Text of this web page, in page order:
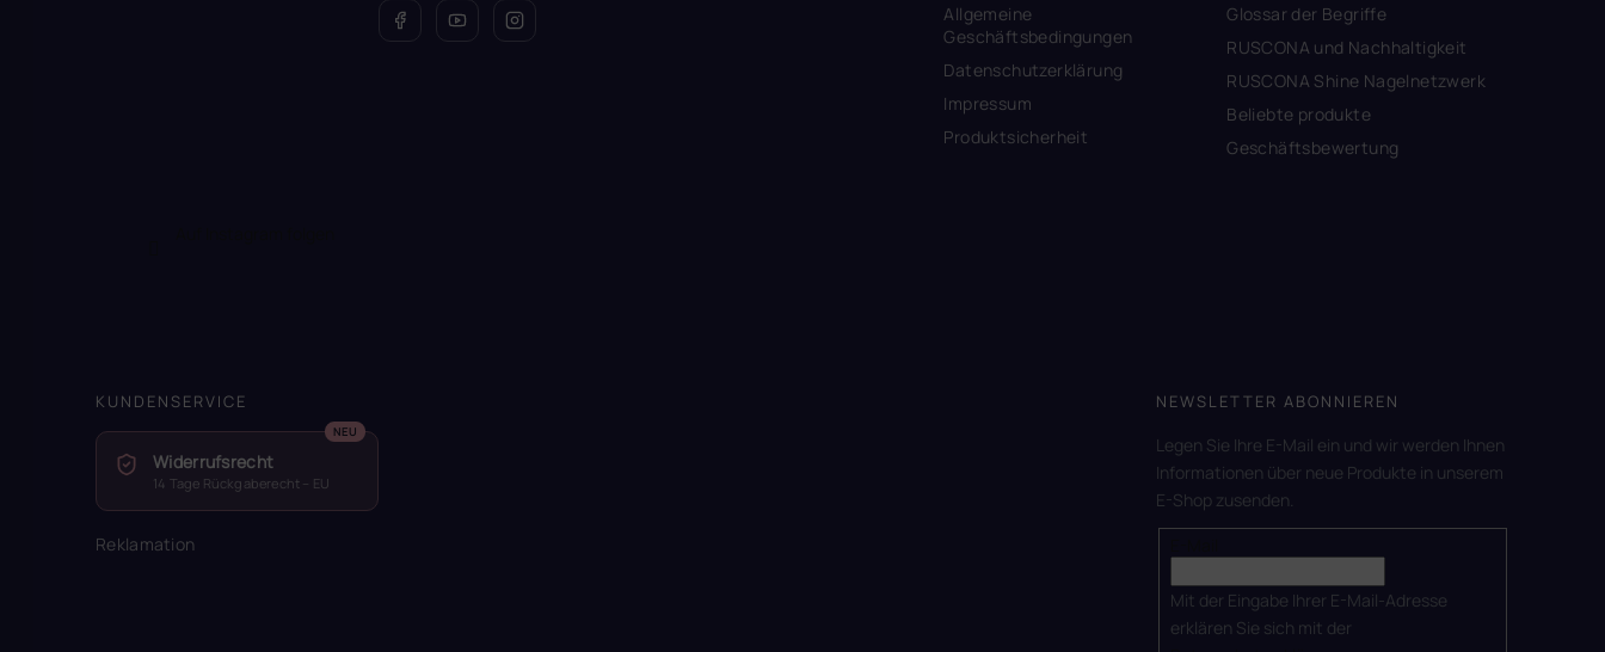
Allgemeine
Geschäftsbedingungen
Datenschutzerklärung
Impressum
Produktsicherheit
Glossar der Begriffe
RUSCONA und Nachhaltigkeit
RUSCONA Shine Nagelnetzwerk
Beliebte produkte
Geschäftsbewertung
KUNDENSERVICE
Widerrufsrecht
14 Tage Rückgaberecht – EU
Reklamation
NEWSLETTER ABONNIEREN
Legen Sie Ihre E-Mail ein und wir werden Ihnen
Informationen über neue Produkte in unserem
E-Shop zusenden.
Mit der Eingabe Ihrer E-Mail-Adresse
erklären Sie sich mit der